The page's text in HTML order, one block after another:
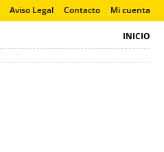
Aviso Legal Contacto Mi cuenta
INICIO